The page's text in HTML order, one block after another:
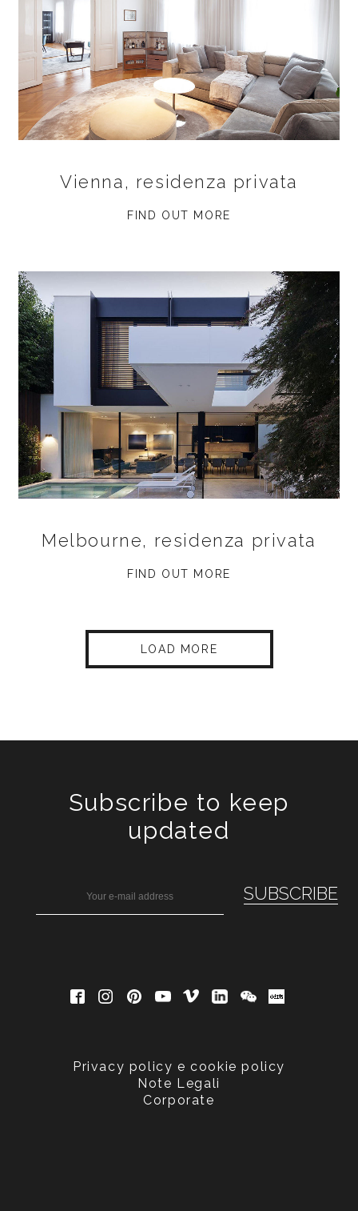
Vienna, residenza privata
FIND OUT MORE
Melbourne, residenza privata
FIND OUT MORE
LOAD MORE
Subscribe to keep
updated
Privacy policy e cookie policy
Note Legali
Corporate